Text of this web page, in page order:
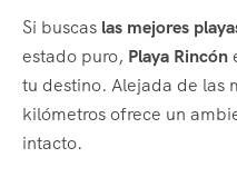
Si buscas las mejores
estado puro, Playa Rincón
tu destino. Alejada de las
kilómetros ofrece un
intacto.